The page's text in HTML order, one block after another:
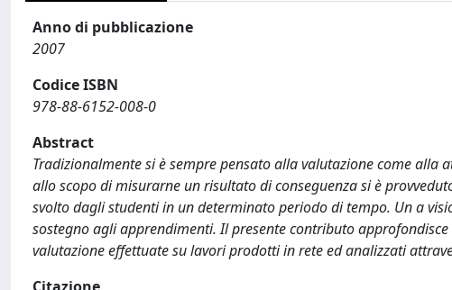
Anno di pubblicazione
2007
Codice ISBN
978-88-6152-008-0
Abstract
Tradizionalmente si è sempre pensato alla valutazione come
allo scopo di misurarne un risultato di conseguenza si è
svolto dagli studenti in un determinato periodo di tempo. Un a
sostegno agli apprendimenti. Il presente contributo
valutazione effettuate su lavori prodotti in rete ed analizzati